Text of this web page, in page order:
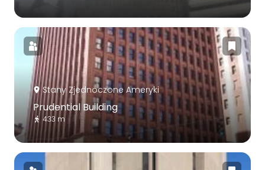
Stany Zjednoczone Ameryki
Prudential Building
433 m